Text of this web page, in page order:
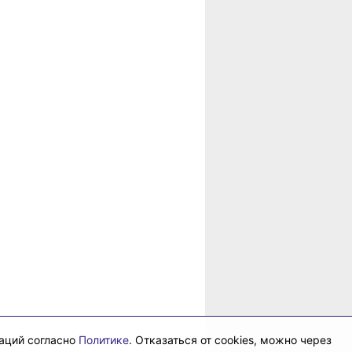
согласно Политике. Отказаться от cookies, можно через